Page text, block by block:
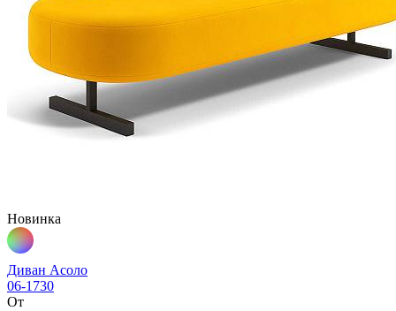
Новинка
Диван Асоло
06-1730
От